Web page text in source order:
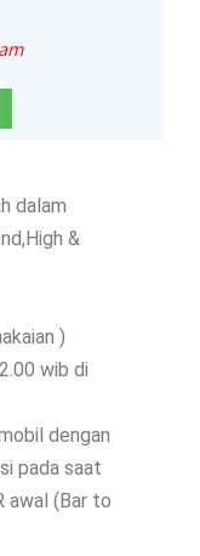
dalam
&
)
wib di
dengan
pada saat
awal (Bar to